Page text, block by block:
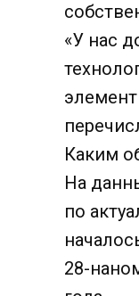
«У нас
Каким
На
по
28-